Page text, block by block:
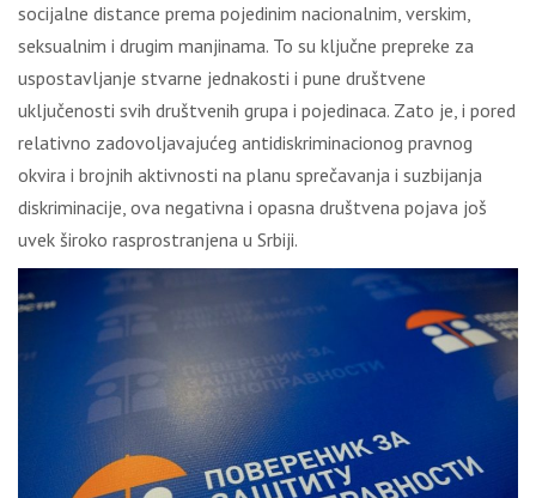
socijalne distance prema pojedinim nacionalnim, verskim,
seksualnim i drugim manjinama. To su ključne prepreke za
uspostavljanje stvarne jednakosti i pune društvene
uključenosti svih društvenih grupa i pojedinaca. Zato je, i pored
relativno zadovoljavajućeg antidiskriminacionog pravnog
okvira i brojnih aktivnosti na planu sprečavanja i suzbijanja
diskriminacije, ova negativna i opasna društvena pojava još
uvek široko rasprostranjena u Srbiji.